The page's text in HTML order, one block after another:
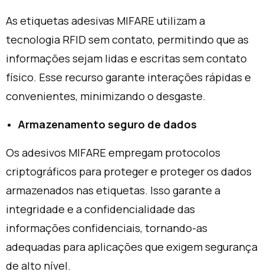
As etiquetas adesivas MIFARE utilizam a
tecnologia RFID sem contato, permitindo que as
informações sejam lidas e escritas sem contato
físico. Esse recurso garante interações rápidas e
convenientes, minimizando o desgaste.
Armazenamento seguro de dados
Os adesivos MIFARE empregam protocolos
criptográficos para proteger e proteger os dados
armazenados nas etiquetas. Isso garante a
integridade e a confidencialidade das
informações confidenciais, tornando-as
adequadas para aplicações que exigem segurança
de alto nível.